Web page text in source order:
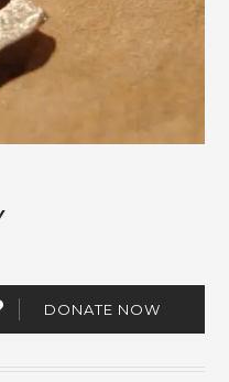
DONATE NOW